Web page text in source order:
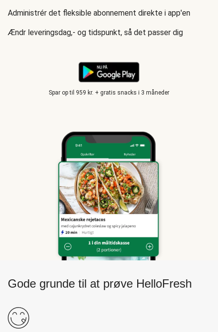
Administrér det fleksible abonnement direkte i app'en
Ændr leveringsdag,- og tidspunkt, så det passer dig
Spar op til 959 kr. + gratis snacks i 3 måneder
Gode grunde til at prøve HelloFresh